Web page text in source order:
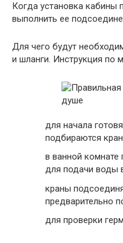
Когда установка кабины
выполнить ее
Для чего будут
и шланги. Инструкция по
для начала
подбираются
в ванной комнате
для подачи воды
краны
предварительно
для проверки